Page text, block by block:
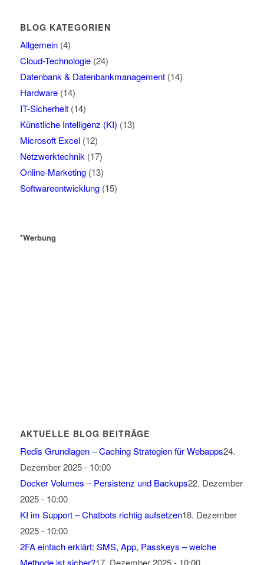
BLOG KATEGORIEN
Allgemein(4)
Cloud-Technologie(24)
Datenbank & Datenbankmanagement(14)
Hardware(14)
IT-Sicherheit(14)
Künstliche Intelligenz (KI) (13)
Microsoft Excel(12)
Netzwerktechnik (17)
Online-Marketing(13)
Softwareentwicklung(15)
*Werbung
AKTUELLE BLOG BEITRÄGE
Redis Grundlagen – Caching Strategien für Webapps24.
Dezember 2025 - 10:00
Docker Volumes – Persistenz und Backups22. Dezember
2025 - 10:00
KI im Support – Chatbots richtig aufsetzen18. Dezember
2025 - 10:00
2FA einfach erklärt: SMS, App, Passkeys – welche
Methode ist sicher?17. Dezember 2025 - 10:00